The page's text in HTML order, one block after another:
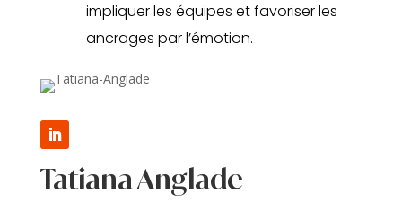
impliquer les équipes et favoriser les
ancrages par l’émotion.
Tatiana Anglade